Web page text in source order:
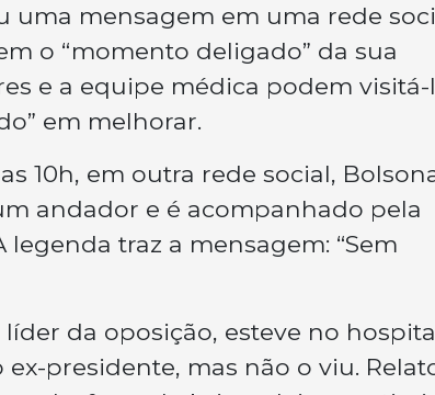
uma mensagem em uma rede
o “momento deligado” da sua
e a equipe médica podem visitá-
em melhorar.
10h, em outra rede social,
andador e é acompanhado pela
traz a mensagem: “Sem
da oposição, esteve no
presidente, mas não o viu.